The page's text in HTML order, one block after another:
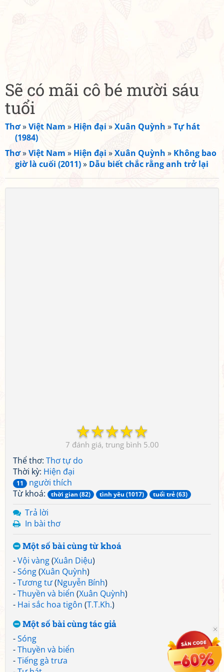
Sẽ có mãi cô bé mười sáu
tuổi
Thơ»Việt Nam » Hiện đại »Xuân Quỳnh »Tự hát
(1984)
Thơ»Việt Nam » Hiện đại »Xuân Quỳnh » Không bao
giờ là cuối (2011)» Dẫu biết chắc rằng anh trở lại
☆
☆
☆
☆
☆
7 5.00
Thể thơ: Thơ tự do
Thời kỳ: Hiện đại
11
người thích
Từ khoá:
thời gian (82) tình yêu (1017) tuổi trẻ (63)
Trả lời
In bài thơ
Một số bài cùng từ khoá
-Vội vàng(Xuân Diệu)
-Sóng(Xuân Quỳnh)
-Tương tư(Nguyễn Bính)
-Thuyền và biển (Xuân Quỳnh)
- Hai sắc hoa tigôn (T.T.Kh.)
Một số bài cùng tác giả
-Sóng
-Thuyền và biển
-Tiếng gà trưa